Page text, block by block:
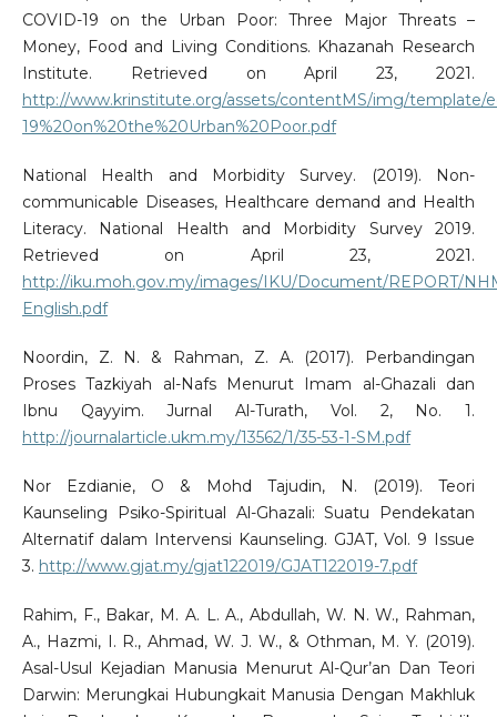
COVID-19 on the Urban Poor: Three Major Threats –
Money, Food and Living Conditions. Khazanah Research
Institute. Retrieved on April 23, 2021.
http://www.krinstitute.org/assets/contentMS/img/template/
19%20on%20the%20Urban%20Poor.pdf
National Health and Morbidity Survey. (2019). Non-
communicable Diseases, Healthcare demand and Health
Literacy. National Health and Morbidity Survey 2019.
Retrieved on April 23, 2021.
http://iku.moh.gov.my/images/IKU/Document/REPORT/
English.pdf
Noordin, Z. N. & Rahman, Z. A. (2017). Perbandingan
Proses Tazkiyah al-Nafs Menurut Imam al-Ghazali dan
Ibnu Qayyim. Jurnal Al-Turath, Vol. 2, No. 1.
http://journalarticle.ukm.my/13562/1/35-53-1-SM.pdf
Nor Ezdianie, O & Mohd Tajudin, N. (2019). Teori
Kaunseling Psiko-Spiritual Al-Ghazali: Suatu Pendekatan
Alternatif dalam Intervensi Kaunseling. GJAT, Vol. 9 Issue
3. http://www.gjat.my/gjat122019/GJAT122019-7.pdf
Rahim, F., Bakar, M. A. L. A., Abdullah, W. N. W., Rahman,
A., Hazmi, I. R., Ahmad, W. J. W., & Othman, M. Y. (2019).
Asal-Usul Kejadian Manusia Menurut Al-Qur’an Dan Teori
Darwin: Merungkai Hubungkait Manusia Dengan Makhluk